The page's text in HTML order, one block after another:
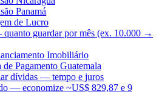
Panamá
de Lucro
guardar por mês (ex. 10.000 →
Imobiliário
Pagamento Guatemala
dívidas — tempo e juros
— economize ~US$ 829,87 e 9